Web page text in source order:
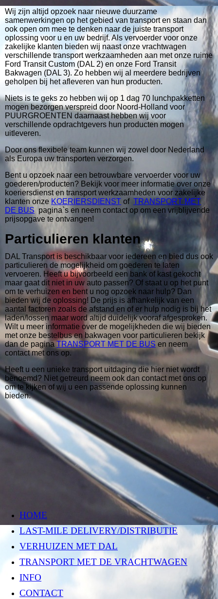
Wij zijn altijd opzoek naar nieuwe duurzame
samenwerkingen op het gebied van transport en staan dan
ook open om mee te denken naar de juiste transport
oplossing voor u en uw bedrijf. Als vervoerder voor onze
zakelijke klanten bieden wij naast onze vrachtwagen
verschillende transport werkzaamheden aan met onze ruime
Ford Transit Custom (DAL 2) en onze Ford Transit
Bakwagen (DAL 3). Zo hebben wij al meerdere bedrijven
geholpen bij het afleveren van hun producten.
Niets is te geks zo hebben wij op 1 dag 70 lunchpakketten
mogen bezorgen verspreid door Noord-Holland voor
PUURGROENTEN daarnaast hebben wij voor
verschillende opdrachtgevers hun producten mogen
uitleveren.
Door ons flexibele team kunnen wij zowel door Nederland
als Europa uw transporten verzorgen.
Bent u opzoek naar een betrouwbare vervoerder voor uw
goederen/producten? Bekijk voor meer informatie over onze
koeriersdienst en transport werkzaamheden voor zakelijke
klanten onze KOERIERSDIENST of TRANSPORT MET
DE BUSpagina`s en neem contact op om een vrijblijvende
prijsopgave te ontvangen!
Particulieren klanten
DAL Transport is beschikbaar voor iedereen en bied dus ook
particulieren de mogelijkheid om goederen te laten
vervoeren. Heeft u bijvoorbeeld een bank of kast gekocht
maar gaat dit niet in uw auto passen? Of staat u op het punt
om te verhuizen en bent u nog opzoek naar hulp? Dan
bieden wij de oplossing! De prijs is afhankelijk van een
aantal factoren zoals de afstand en of er hulp nodig is bij het
laden/lossen maar word altijd duidelijk vooraf afgesproken.
Wilt u meer informatie over de mogelijkheden die wij bieden
met onze bestelbus en bakwagen voor particulieren bekijk
dan de paginaTRANSPORT MET DE BUS en neem
contact met ons op.
Heeft u een unieke transport uitdaging die hier niet wordt
benoemd? Niet getreurd neem ook dan contact met ons op
om te kijken of wij u een passende oplossing kunnen
bieden.
HOME
LAST-MILE DELIVERY/DISTRIBUTIE
VERHUIZEN MET DAL
TRANSPORT MET DE VRACHTWAGEN
INFO
CONTACT